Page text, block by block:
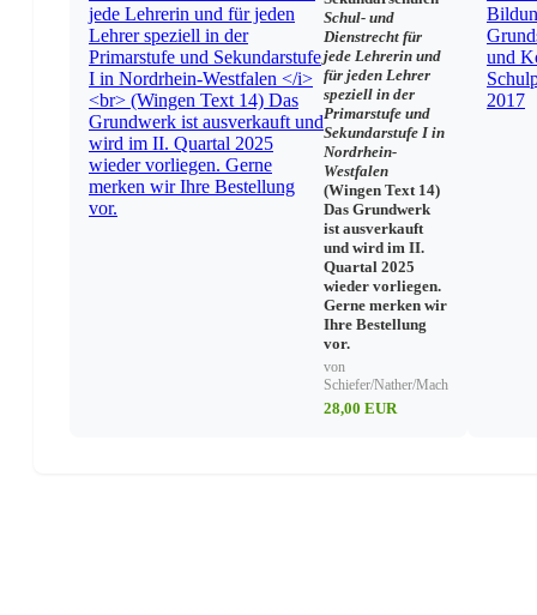
Schul- und
Dienstrecht für
jede Lehrerin und
für jeden Lehrer
speziell in der
Primarstufe und
Sekundarstufe I in
Nordrhein-
Westfalen
(Wingen Text 14)
Das Grundwerk
ist ausverkauft
und wird im II.
Quartal 2025
wieder vorliegen.
Gerne merken wir
Ihre Bestellung
vor.
von
Schiefer/Nather/Mach
28,00 EUR